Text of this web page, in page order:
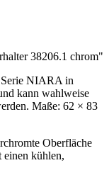
38206.1 chrom"
NIARA in
kann wahlweise
Maße: 62 × 83
Oberfläche
einen kühlen,